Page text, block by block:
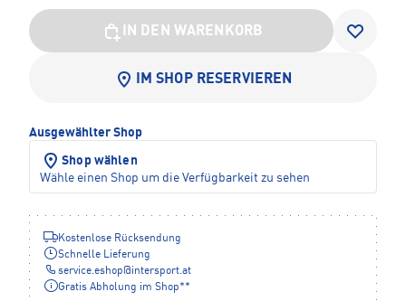
IN DEN WARENKORB
IM SHOP RESERVIEREN
Ausgewählter Shop
Shop wählen
Wähle einen Shop um die Verfügbarkeit zu sehen
Kostenlose Rücksendung
Schnelle Lieferung
service.eshop@intersport.at
Gratis Abholung im Shop**